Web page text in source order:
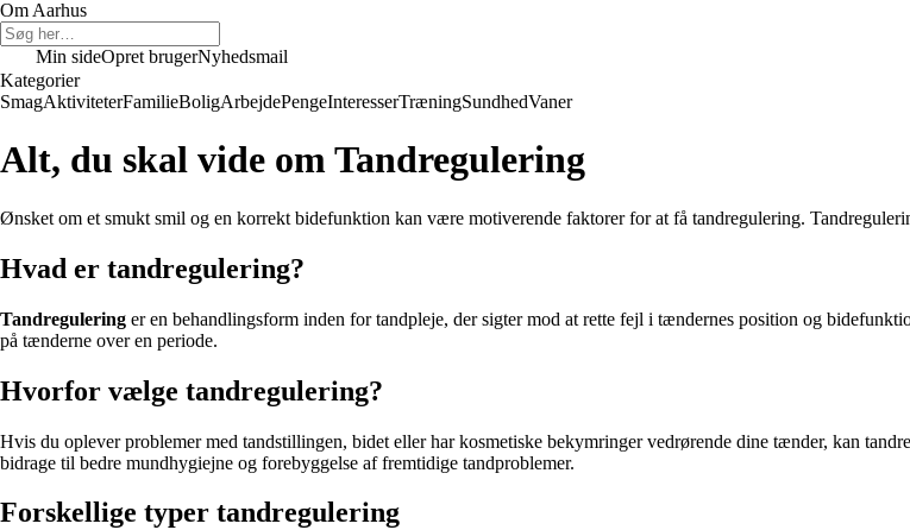
Om Aarhus
Min sideOpret brugerNyhedsmail
Kategorier
SmagAktiviteterFamilieBoligArbejdePengeInteresserTræningSundhedVaner
Alt, du skal vide om Tandregulering
Ønsket om et smukt smil og en korrekt bidefunktion kan være motiverende faktorer for at få tandregulering.
Hvad er tandregulering?
Tandregulering er en behandlingsform inden for tandpleje, der sigter mod at rette fejl i tændernes position og
på tænderne over en periode.
Hvorfor vælge tandregulering?
Hvis du oplever problemer med tandstillingen, bidet eller har kosmetiske bekymringer vedrørende dine tænder, kan
bidrage til bedre mundhygiejne og forebyggelse af fremtidige tandproblemer.
Forskellige typer tandregulering